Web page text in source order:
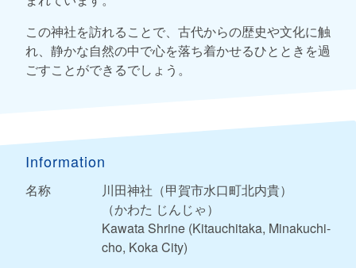
この神社を訪れることで、古代からの歴史や文化に触
れ、静かな自然の中で心を落ち着かせるひとときを過
ごすことができるでしょう。
Information
名称
川田神社（甲賀市水口町北内貴）
（かわた じんじゃ）
Kawata Shrine (Kitauchitaka, Minakuchi-
cho, Koka City)